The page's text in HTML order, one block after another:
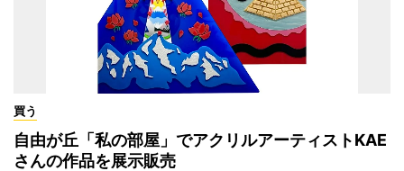
買う
自由が丘「私の部屋」でアクリルアーティストKAE
さんの作品を展示販売